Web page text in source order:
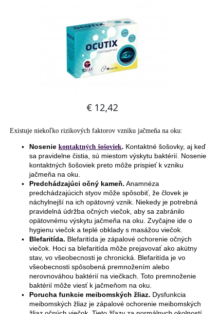
Existuje niekoľko rizikových faktorov vzniku jačmeňa na oku:
Nosenie kontaktných šošoviek. Kontaktné šošovky, aj keď
sa pravidelne čistia, sú miestom výskytu baktérií. Nosenie
kontaktných šošoviek preto môže prispieť k vzniku
jačmeňa na oku.
Predchádzajúci očný kameň. Anamnéza
predchádzajúcich styov môže spôsobiť, že človek je
náchylnejší na ich opätovný vznik. Niekedy je potrebná
pravidelná údržba očných viečok, aby sa zabránilo
opätovnému výskytu jačmeňa na oku. Zvyčajne ide o
hygienu viečok a teplé obklady s masážou viečok.
Blefaritída. Blefaritída je zápalové ochorenie očných
viečok. Hoci sa blefaritída môže prejavovať ako akútny
stav, vo všeobecnosti je chronická. Blefaritída je vo
všeobecnosti spôsobená premnožením alebo
nerovnováhou baktérií na viečkach. Toto premnoženie
baktérií môže viesť k jačmeňom na oku.
Porucha funkcie meibomských žliaz. Dysfunkcia
meibomských žliaz je zápalové ochorenie meibomských